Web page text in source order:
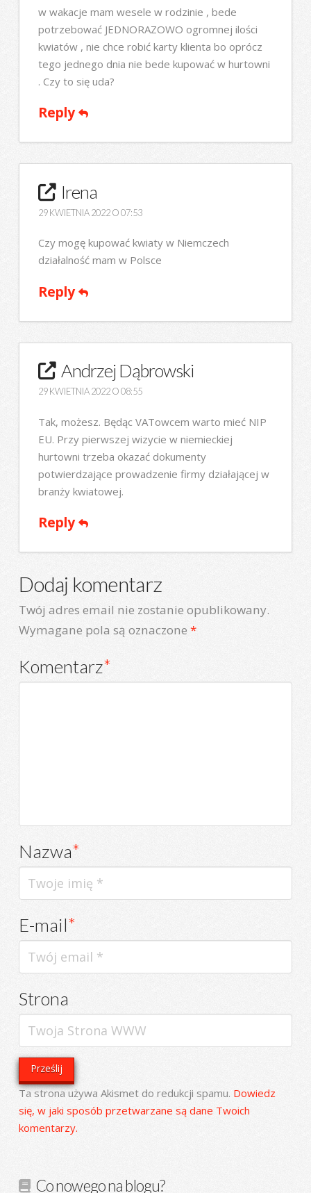
w wakacje mam wesele w rodzinie , bede
potrzebować JEDNORAZOWO ogromnej ilości
kwiatów , nie chce robić karty klienta bo oprócz
tego jednego dnia nie bede kupować w hurtowni
. Czy to się uda?
Reply
Irena
29 KWIETNIA 2022 O 07:53
Czy mogę kupować kwiaty w Niemczech
działalność mam w Polsce
Reply
Andrzej Dąbrowski
29 KWIETNIA 2022 O 08:55
Tak, możesz. Będąc VATowcem warto mieć NIP
EU. Przy pierwszej wizycie w niemieckiej
hurtowni trzeba okazać dokumenty
potwierdzające prowadzenie firmy działającej w
branży kwiatowej.
Reply
Dodaj komentarz
Twój adres email nie zostanie opublikowany.
Wymagane pola są oznaczone *
Komentarz*
Nazwa*
E-mail*
Strona
Ta strona używa Akismet do redukcji spamu. Dowiedz
się, w jaki sposób przetwarzane są dane Twoich
komentarzy.
Co nowego na blogu?